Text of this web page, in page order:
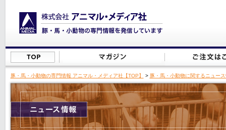
豚・馬・小動物の専門情報 アニマル・メディア社【TOP】 > 豚・馬・小動物に関するニュー